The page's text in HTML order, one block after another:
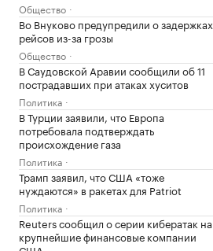
Общество
Во Внуково предупредили о задержках
рейсов из-за грозы
Общество
В Саудовской Аравии сообщили об 11
пострадавших при атаках хуситов
Политика
В Турции заявили, что Европа
потребовала подтверждать
происхождение газа
Политика
Трамп заявил, что США «тоже
нуждаются» в ракетах для Patriot
Политика
Reuters сообщил о серии кибератак на
крупнейшие финансовые компании